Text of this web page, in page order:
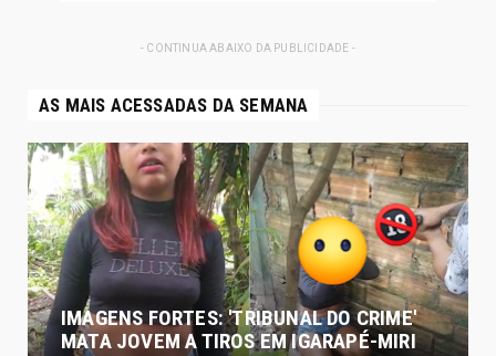
- CONTINUA ABAIXO DA PUBLICIDADE -
AS MAIS ACESSADAS DA SEMANA
IMAGENS FORTES: 'TRIBUNAL DO CRIME'
MATA JOVEM A TIROS EM IGARAPÉ-MIRI